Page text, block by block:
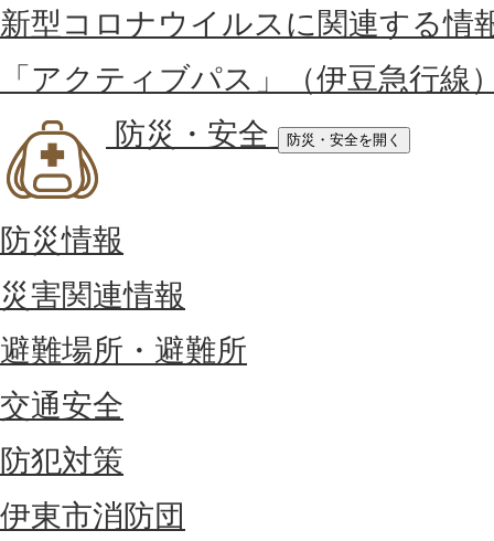
新型コロナウイルスに関連する情
「アクティブパス」（伊豆急行線
防災・安全
防災・安全を開く
防災情報
災害関連情報
避難場所・避難所
交通安全
防犯対策
伊東市消防団